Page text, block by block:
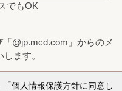
でもOK
@jp.mcd.com」からのメ
ます。
個人情報保護方針に同意し